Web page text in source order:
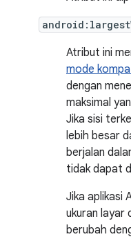
Atribut ini
mode
dengan
maksimal
Jika sisi
lebih besar
berjalan
tidak dapat
Jika aplikasi
ukuran layar
berubah